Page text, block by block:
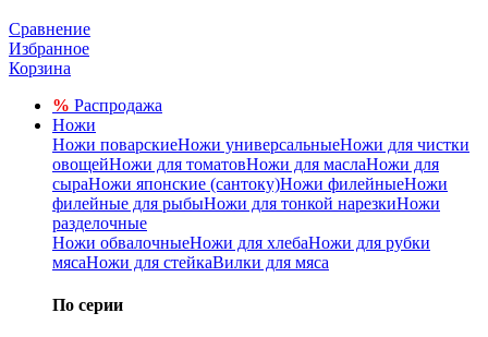
Сравнение
Избранное
Корзина
% Распродажа
Ножи
Ножи поварскиеНожи универсальныеНожи для чистки
овощейНожи для томатовНожи для маслаНожи для
сыраНожи японские (сантоку)Ножи филейныеНожи
филейные для рыбыНожи для тонкой нарезкиНожи
разделочные
Ножи обвалочныеНожи для хлебаНожи для рубки
мясаНожи для стейкаВилки для мяса
По серии